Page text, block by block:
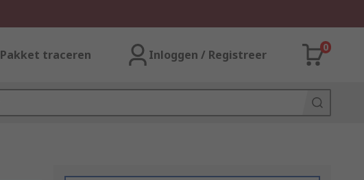
Pakket traceren Inloggen / Registreer
0